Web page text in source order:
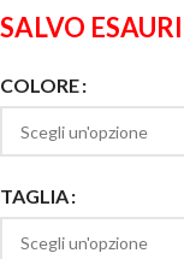
SALVO
COLORE
TAGLIA